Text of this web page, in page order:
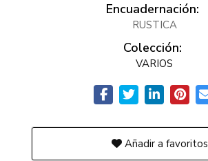
Encuadernación:
RUSTICA
Colección:
VARIOS
Añadir a favoritos